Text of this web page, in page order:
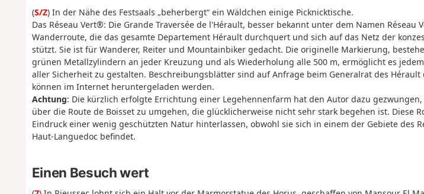
(S/Z) In der Nähe des Festsaals „beherbergt“ ein Wäldchen einige Picknicktische.
Das Réseau Vert®: Die Grande Traversée de l'Hérault, besser bekannt unter dem Namen Réseau
Wanderroute, die das gesamte Departement Hérault durchquert und sich auf das Netz der
stützt. Sie ist für Wanderer, Reiter und Mountainbiker gedacht. Die originelle Markierung,
grünen Metallzylindern an jeder Kreuzung und als Wiederholung alle 500 m, ermöglicht es
aller Sicherheit zu gestalten. Beschreibungsblätter sind auf Anfrage beim Generalrat des
können im Internet heruntergeladen werden.
Achtung: Die kürzlich erfolgte Errichtung einer Legehennenfarm hat den Autor dazu
über die Route de Boisset zu umgehen, die glücklicherweise nicht sehr stark begehen ist. Diese
Eindruck einer wenig geschützten Natur hinterlassen, obwohl sie sich in einem der Gebiete des
Haut-Languedoc befindet.
Einen Besuch wert